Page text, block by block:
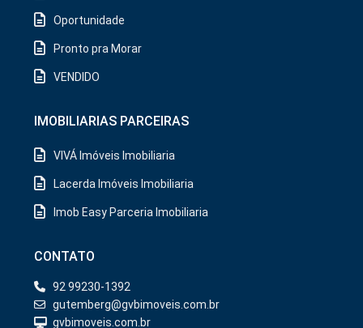
Oportunidade
Pronto pra Morar
VENDIDO
IMOBILIARIAS PARCEIRAS
VIVÁ Imóveis Imobiliaria
Lacerda Imóveis Imobiliaria
Imob Easy Parceria Imobiliaria
CONTATO
92 99230-1392
gutemberg@gvbimoveis.com.br
gvbimoveis.com.br